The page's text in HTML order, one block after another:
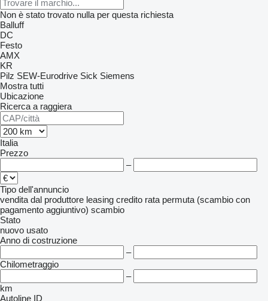
Non è stato trovato nulla per questa richiesta
Balluff
DC
Festo
AMX
KR
Pilz SEW-Eurodrive Sick Siemens
Mostra tutti
Ubicazione
Ricerca a raggiera
Italia
Prezzo
–
Tipo dell'annuncio
vendita dal produttore leasing credito rata permuta (scambio con
pagamento aggiuntivo) scambio
Stato
nuovo usato
Anno di costruzione
–
Chilometraggio
–
km
Autoline ID